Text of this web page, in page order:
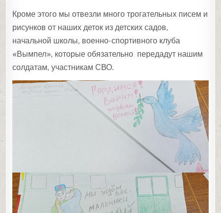
Кроме этого мы отвезли много трогательных писем и
рисунков от наших деток из детских садов,
начальной школы, военно-спортивного клуба
«Вымпел», которые обязательно передадут нашим
солдатам, участникам СВО.